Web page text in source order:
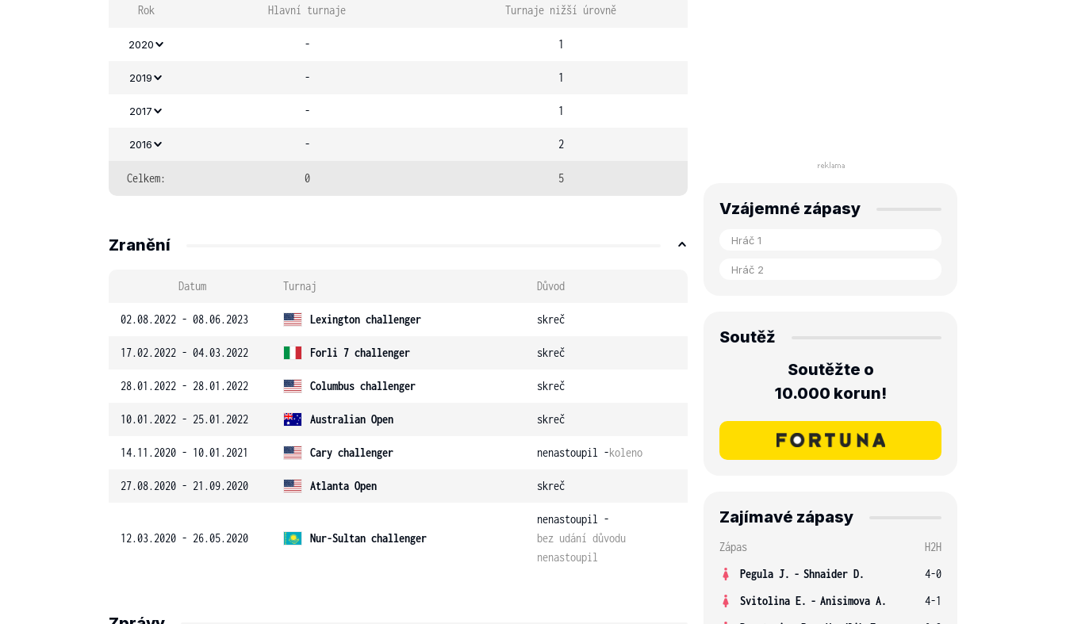
Rok Hlavní turnaje Turnaje nižší úrovně
2020 - 1
2019 - 1
2017 - 1
2016 - 2
Celkem: 0 5
Zranění
Datum Turnaj Důvod
02.08.2022 - 08.06.2023 Lexington challenger skreč
17.02.2022 - 04.03.2022 Forli 7 challenger skreč
28.01.2022 - 28.01.2022 Columbus challenger skreč
10.01.2022 - 25.01.2022 Australian Open skreč
14.11.2020 - 10.01.2021 Cary challenger nenastoupil -koleno
27.08.2020 - 21.09.2020 Atlanta Open skreč
12.03.2020 - 26.05.2020 Nur-Sultan challenger
nenastoupil -
bez udání důvodu
nenastoupil
Vzájemné zápasy
Soutěž
Soutěžte o
10.000 korun!
Zajímavé zápasy
Zápas
H2H
Pegula J. - Shnaider D.
4-0
Svitolina E. - Anisimova A.
4-1